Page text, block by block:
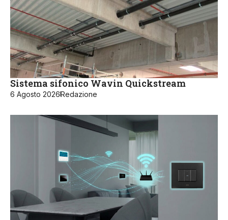
Sistema sifonico Wavin Quickstream
6 Agosto 2026Redazione